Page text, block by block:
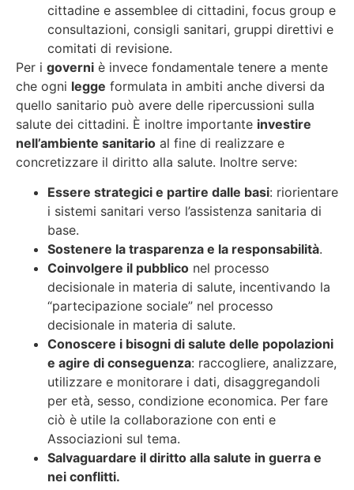
cittadine e assemblee di cittadini, focus group e
consultazioni, consigli sanitari, gruppi direttivi e
comitati di revisione.
Per i governi è invece fondamentale tenere a mente
che ogni legge formulata in ambiti anche diversi da
quello sanitario può avere delle ripercussioni sulla
salute dei cittadini. È inoltre importante investire
nell’ambiente sanitario al fine di realizzare e
concretizzare il diritto alla salute. Inoltre serve:
Essere strategici e partire dalle basi: riorientare
i sistemi sanitari verso l’assistenza sanitaria di
base.
Sostenere la trasparenza e la responsabilità.
Coinvolgere il pubblico nel processo
decisionale in materia di salute, incentivando la
“partecipazione sociale” nel processo
decisionale in materia di salute.
Conoscere i bisogni di salute delle popolazioni
e agire di conseguenza: raccogliere, analizzare,
utilizzare e monitorare i dati, disaggregandoli
per età, sesso, condizione economica. Per fare
ciò è utile la collaborazione con enti e
Associazioni sul tema.
Salvaguardare il diritto alla salute in guerra e
nei conflitti.